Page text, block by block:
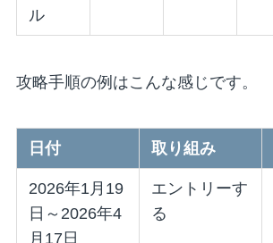
ル
攻略手順の例はこんな感じです。
日付 取り組み
2026年1月19
日～2026年4
月17日
エントリーす
る